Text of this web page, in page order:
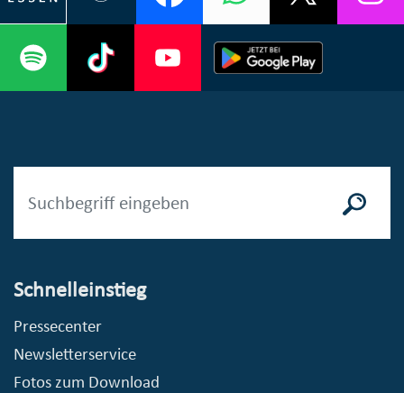
Schnelleinstieg
Pressecenter
Newsletterservice
Fotos zum Download